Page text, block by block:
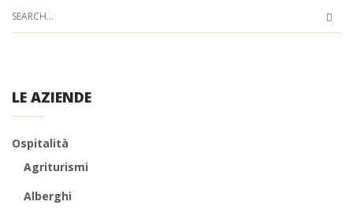
LE AZIENDE
Ospitalità
Agriturismi
Alberghi